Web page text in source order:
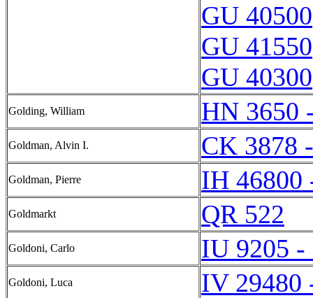
GU 40500
GU 41550
GU 40300
Golding, William HN 3650
Goldman, Alvin I. CK 3878
Goldman, Pierre IH 46800
Goldmarkt QR 522
Goldoni, Carlo IU 9205 -
Goldoni, Luca IV 29480